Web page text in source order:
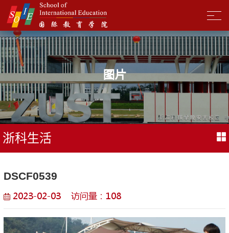
图片
浙科生活
DSCF0539
2023-02-03 访问量： 108